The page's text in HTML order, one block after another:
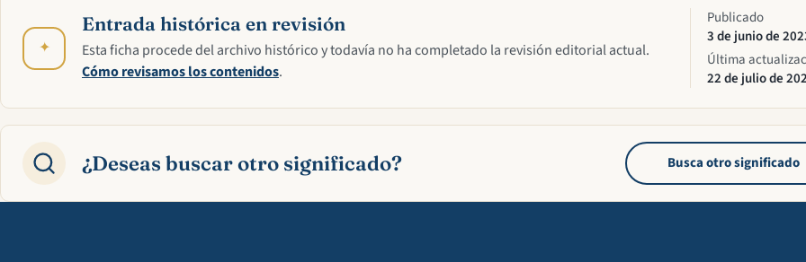
✦
Entrada histórica en revisión
Esta ficha procede del archivo histórico y todavía no ha completado la revisión editorial actual.
Cómo revisamos los contenidos.
Publicado
3 de junio de
Última
22 de julio de
¿Deseas buscar otro significado? Busca otro significado